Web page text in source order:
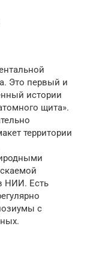
Это первый и
истории
щита».
территории
НИИ. Есть
с